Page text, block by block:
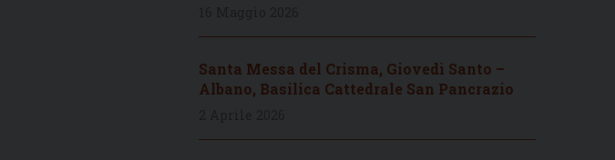
Santa Messa del Crisma, Giovedì Santo –
Albano, Basilica Cattedrale San Pancrazio